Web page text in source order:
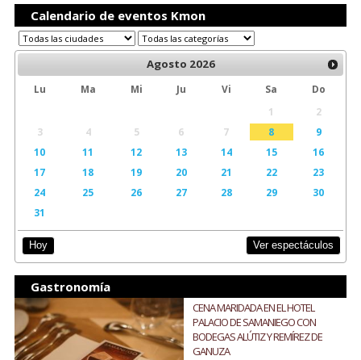
Calendario de eventos Kmon
Agosto 2026
Lu Ma Mi Ju Vi Sa
Do
1
2
3
4 5 6 7 8
9
10
11 12 13 14 15
16
17
18 19 20 21 22
23
24
25 26 27 28 29
30
31
Hoy Ver espectáculos
Gastronomía
CENA MARIDADA EN EL HOTEL
PALACIO DE SAMANIEGO CON
BODEGAS ALÚTIZ Y REMÍREZ DE
GANUZA